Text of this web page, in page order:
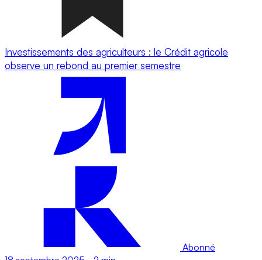
Investissements des agriculteurs : le Crédit agricole
observe un rebond au premier semestre
Abonné